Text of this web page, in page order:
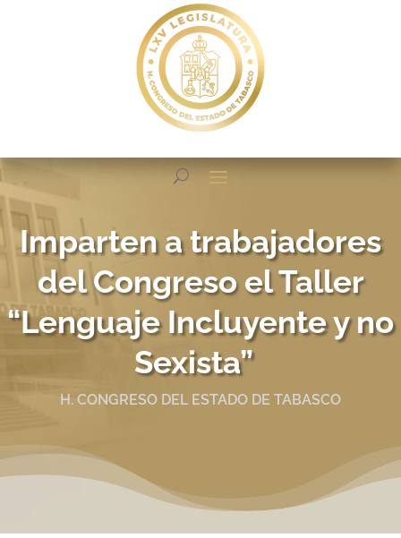
Imparten a trabajadores
del Congreso el Taller
“Lenguaje Incluyente y no
Sexista”
H. CONGRESO DEL ESTADO DE TABASCO